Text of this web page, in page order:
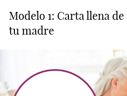
Modelo 1: Carta llena
tu madre